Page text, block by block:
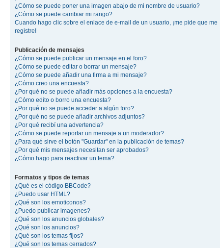
¿Cómo se puede poner una imagen abajo de mi nombre de usuario?
¿Cómo se puede cambiar mi rango?
Cuando hago clic sobre el enlace de e-mail de un usuario, ¡me pide que me
registre!
Publicación de mensajes
¿Cómo se puede publicar un mensaje en el foro?
¿Cómo se puede editar o borrar un mensaje?
¿Cómo se puede añadir una firma a mi mensaje?
¿Cómo creo una encuesta?
¿Por qué no se puede añadir más opciones a la encuesta?
¿Cómo edito o borro una encuesta?
¿Por qué no se puede acceder a algún foro?
¿Por qué no se puede añadir archivos adjuntos?
¿Por qué recibí una advertencia?
¿Cómo se puede reportar un mensaje a un moderador?
¿Para qué sirve el botón "Guardar" en la publicación de temas?
¿Por qué mis mensajes necesitan ser aprobados?
¿Cómo hago para reactivar un tema?
Formatos y tipos de temas
¿Qué es el código BBCode?
¿Puedo usar HTML?
¿Qué son los emoticonos?
¿Puedo publicar imagenes?
¿Qué son los anuncios globales?
¿Qué son los anuncios?
¿Qué son los temas fijos?
¿Qué son los temas cerrados?